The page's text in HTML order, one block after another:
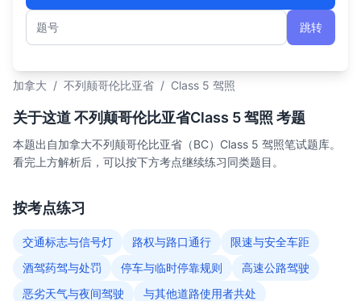
题号
跳转
加拿大 / 不列颠哥伦比亚省 / Class 5 驾照
关于这道 不列颠哥伦比亚省Class 5 驾照 考题
本题出自加拿大不列颠哥伦比亚省（BC）Class 5 驾照笔试题库。
看完上方解析后，可以按下方考点继续练习同类题目。
按考点练习
交通标志与信号灯 路权与路口通行
限速与安全车距
酒驾药驾与处罚
停车与临时停靠规则
高速公路驾驶
恶劣天气与夜间驾驶
与其他道路使用者共处